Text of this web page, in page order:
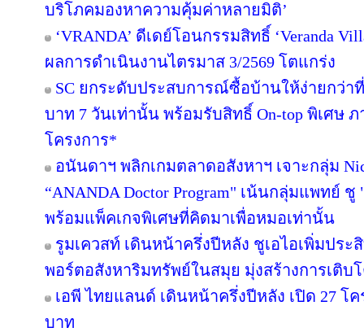
บริโภคมองหาความคุ้มค่าหลายมิติ’
‘VRANDA’ ดีเดย์โอนกรรมสิทธิ์ ‘Veranda
ผลการดำเนินงานไตรมาส 3/2569 โตแกร่ง
SC ยกระดับประสบการณ์ซื้อบ้านให้ง่ายกว่า
บาท 7 วันเท่านั้น พร้อมรับสิทธิ์ On-top พิเศษ ภ
โครงการ*
อนันดาฯ พลิกเกมตลาดอสังหาฯ เจาะกลุ่ม
“ANANDA Doctor Program" เน้นกลุ่มแพทย์
พร้อมแพ็คเกจพิเศษที่คิดมาเพื่อหมอเท่านั้น
รูมเควสท์ เดินหน้าครึ่งปีหลัง ชูเอไอเพิ่มปร
พอร์ตอสังหาริมทรัพย์ในสมุย มุ่งสร้างการเติ
เอพี ไทยแลนด์ เดินหน้าครึ่งปีหลัง เปิด 27 โ
บาท